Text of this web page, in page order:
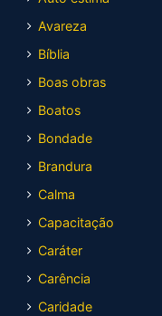
Avareza
Bíblia
Boas obras
Boatos
Bondade
Brandura
Calma
Capacitação
Caráter
Carência
Caridade